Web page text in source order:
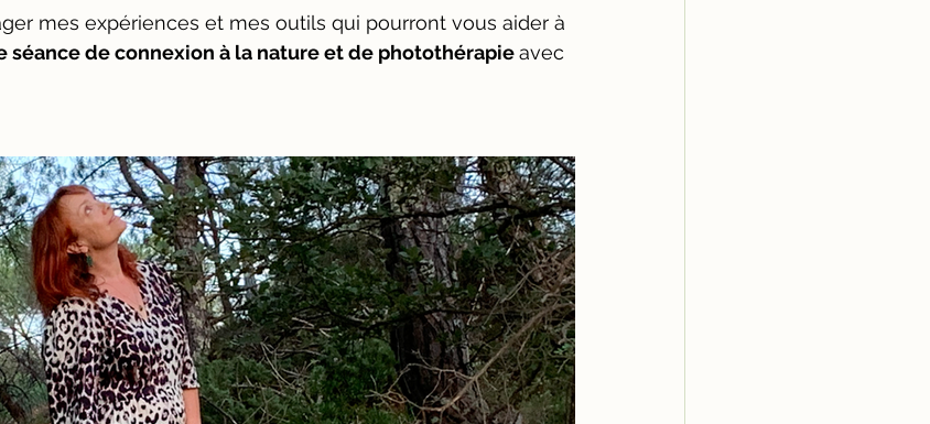
mes expériences et mes outils qui pourront vous aider à
séance de connexion à la nature et de photothérapie avec